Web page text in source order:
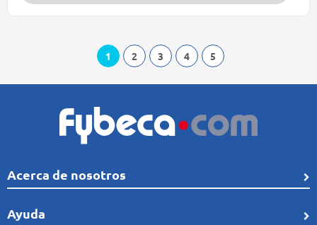
1 2 3 4 5
Acerca de nosotros
Quiénes Somos
Ayuda